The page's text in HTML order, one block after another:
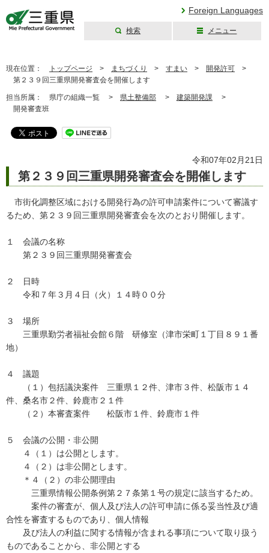
Foreign Languages
検索 メニュー
現在位置： トップページ > まちづくり > すまい > 開発許可 >
第２３９回三重県開発審査会を開催します
担当所属： 県庁の組織一覧 > 県土整備部 > 建築開発課 >
開発審査班
令和07年02月21日
第２３９回三重県開発審査会を開催します
市街化調整区域における開発行為の許可申請案件について審議す
るため、第２３９回三重県開発審査会を次のとおり開催します。
１ 会議の名称
第２３９回三重県開発審査会
２ 日時
令和７年３月４日（火）１４時００分
３ 場所
三重県勤労者福祉会館６階 研修室（津市栄町１丁目８９１番
地）
４ 議題
（１）包括議決案件 三重県１２件、津市３件、松阪市１４
件、桑名市２件、鈴鹿市２１件
（２）本審査案件 松阪市１件、鈴鹿市１件
５ 会議の公開・非公開
４（１）は公開とします。
４（２）は非公開とします。
＊４（２）の非公開理由
三重県情報公開条例第２７条第１号の規定に該当するため。
案件の審査が、個人及び法人の許可申請に係る妥当性及び適
合性を審査するものであり、個人情報
及び法人の利益に関する情報が含まれる事項について取り扱う
ものであることから、非公開とする